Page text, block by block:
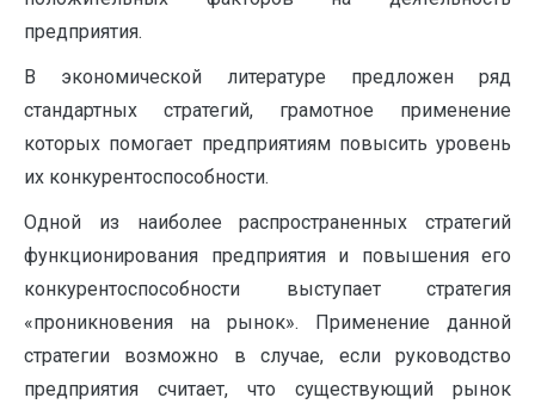
предприятия.
В экономической литературе предложен ряд
стандартных стратегий, грамотное применение
которых помогает предприятиям повысить уровень
их конкурентоспособности.
Одной из наиболее распространенных стратегий
функционирования предприятия и повышения его
конкурентоспособности выступает стратегия
«проникновения на рынок». Применение данной
стратегии возможно в случае, если руководство
предприятия считает, что существующий рынок